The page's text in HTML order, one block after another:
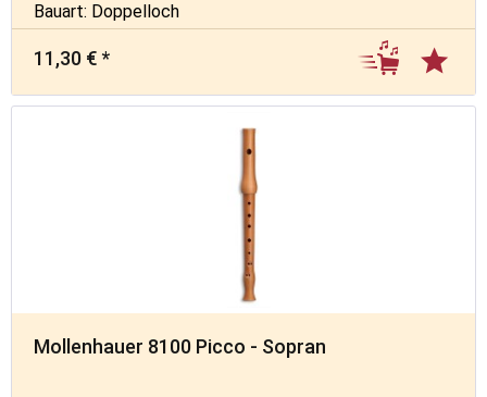
Bauart: Doppelloch
11,30 € *
Mollenhauer 8100 Picco - Sopran